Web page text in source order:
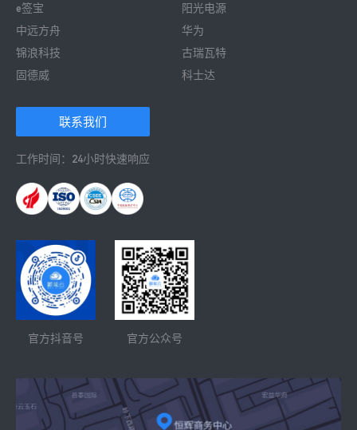
部企业及全国多家新能源服务商。
e签宝
阳光电源
中远方舟
华为
锦浪科技
古瑞瓦特
固德威
科士达
工作时间：24小时快速响应
官方抖音号 官方公众号